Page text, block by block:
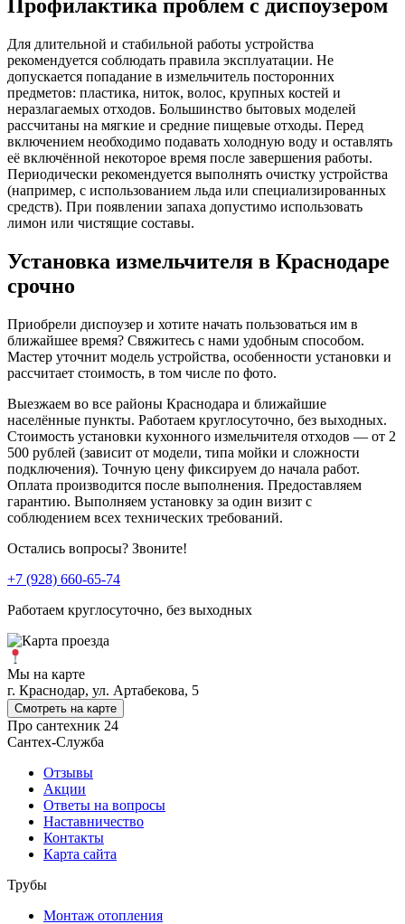
Профилактика проблем с диспоузером
Для длительной и стабильной работы устройства
рекомендуется соблюдать правила эксплуатации. Не
допускается попадание в измельчитель посторонних
предметов: пластика, ниток, волос, крупных костей и
неразлагаемых отходов. Большинство бытовых моделей
рассчитаны на мягкие и средние пищевые отходы. Перед
включением необходимо подавать холодную воду и оставлять
её включённой некоторое время после завершения работы.
Периодически рекомендуется выполнять очистку устройства
(например, с использованием льда или специализированных
средств). При появлении запаха допустимо использовать
лимон или чистящие составы.
Установка измельчителя в Краснодаре
срочно
Приобрели диспоузер и хотите начать пользоваться им в
ближайшее время? Свяжитесь с нами удобным способом.
Мастер уточнит модель устройства, особенности установки и
рассчитает стоимость, в том числе по фото.
Выезжаем во все районы Краснодара и ближайшие
населённые пункты. Работаем круглосуточно, без выходных.
Стоимость установки кухонного измельчителя отходов — от 2
500 рублей (зависит от модели, типа мойки и сложности
подключения). Точную цену фиксируем до начала работ.
Оплата производится после выполнения. Предоставляем
гарантию. Выполняем установку за один визит с
соблюдением всех технических требований.
Остались вопросы? Звоните!
+7 (928) 660-65-74
Работаем круглосуточно, без выходных
Мы на карте
г. Краснодар, ул. Артабекова, 5
Смотреть на карте
Про сантехник 24
Сантех-Служба
Отзывы
Акции
Ответы на вопросы
Наставничество
Контакты
Карта сайта
Трубы
Монтаж отопления